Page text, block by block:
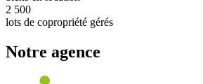
2 500
lots de copropriété gérés
Notre agence